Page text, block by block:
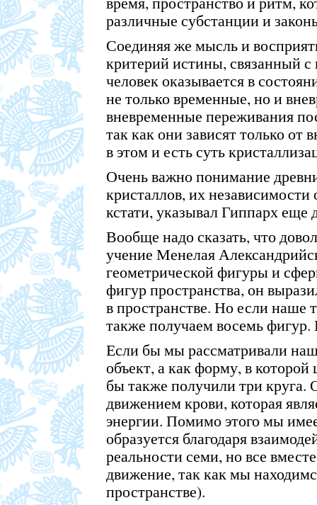
различные субстанции и
Соединяя же мысль и
критерий истины, связанный
человек оказывается в
не только временные, но и
вневременные переживания
так как они зависят только от
в этом и есть суть
Очень важно понимание
кристаллов, их
кстати, указывал Гиппарх еще
Вообще надо сказать, что
учение Менелая
геометрической фигуры и
фигур пространства, он
в пространстве. Но если наше
также получаем восемь
Если бы мы рассматривали
объект, а как форму, в
бы также получили три круга.
движением крови, которая
энергии. Помимо этого мы
образуется благодаря
реальности семи, но все
движение, так как мы
пространстве).